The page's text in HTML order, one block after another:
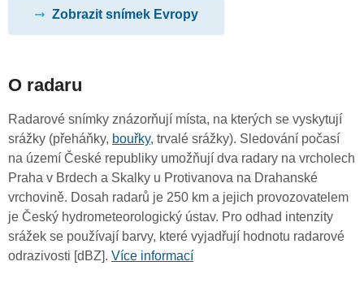
Zobrazit snímek Evropy
O radaru
Radarové snímky znázorňují místa, na kterých se vyskytují
srážky (přeháňky, bouřky, trvalé srážky). Sledování počasí
na území České republiky umožňují dva radary na vrcholech
Praha v Brdech a Skalky u Protivanova na Drahanské
vrchovině. Dosah radarů je 250 km a jejich provozovatelem
je Český hydrometeorologický ústav. Pro odhad intenzity
srážek se používají barvy, které vyjadřují hodnotu radarové
odrazivosti [dBZ]. Více informací